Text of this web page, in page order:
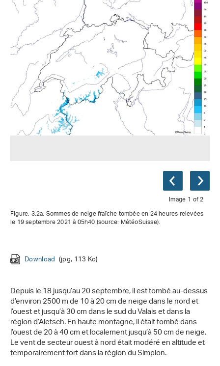
Image 1 of 2
Figure. 3.2a: Sommes de neige fraîche tombée en 24 heures relevées
le 19 septembre 2021 à 05h40 (source: MétéoSuisse).
Download (jpg, 113 Ko)
Download (jpg, 153 Ko)
Depuis le 18 jusqu’au 20 septembre, il est tombé au-dessus
d’environ 2500 m de 10 à 20 cm de neige dans le nord et
l’ouest et jusqu’à 30 cm dans le sud du Valais et dans la
région d’Aletsch. En haute montagne, il était tombé dans
l’ouest de 20 à 40 cm et localement jusqu’à 50 cm de neige.
Le vent de secteur ouest à nord était modéré en altitude et
temporairement fort dans la région du Simplon.